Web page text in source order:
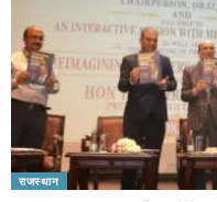
राजस्थान